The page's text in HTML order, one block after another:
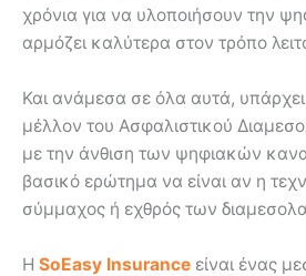
χρόνια για να υλοποιήσουν την
αρμόζει καλύτερα στον τρόπο
Και ανάμεσα σε όλα αυτά,
μέλλον του Ασφαλιστικού
με την άνθιση των ψηφιακών
βασικό ερώτημα να είναι αν η
σύμμαχος ή εχθρός των
Η SoEasy Insurance είναι ένας